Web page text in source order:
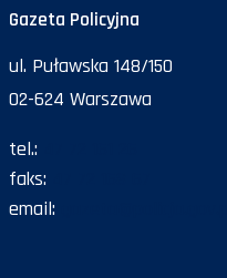
Gazeta Policyjna
ul. Puławska 148/150
02-624 Warszawa
tel.:
faks:
email: